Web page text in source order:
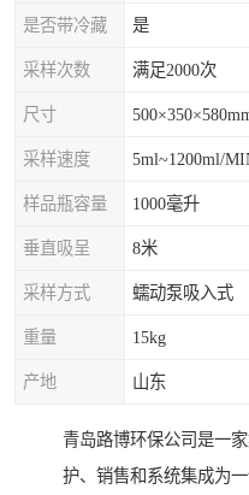
是否带冷藏 是
采样次数 满足2000次
尺寸
采样速度 5ml~1200ml/
样品瓶容量 1000毫升
垂直吸呈 8米
采样方式 蠕动泵吸入式
重量 15kg
产地 山东
青岛路博环保公司是一
护、销售和系统集成为